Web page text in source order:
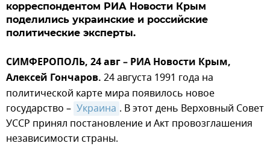
корреспондентом РИА Новости Крым
поделились украинские и российские
политические эксперты.
СИМФЕРОПОЛЬ, 24 авг – РИА Новости Крым,
Алексей Гончаров. 24 августа 1991 года на
политической карте мира появилось новое
государство – Украина . В этот день Верховный Совет
УССР принял постановление и Акт провозглашения
независимости страны.